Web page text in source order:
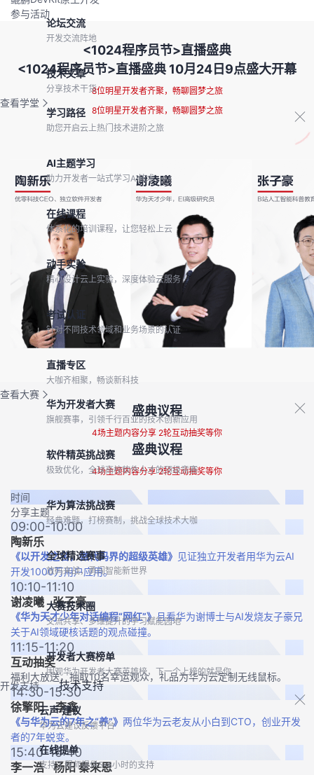
论坛交流
开发交流阵地
技术文章
分享技术干货
查看学堂
学习路径
助您开启云上热门技术进阶之旅
AI主题学习
助力开发者一站式学习AI技术
在线课程
体系化的培训课程，让您轻松上云
动手实验
精心设计云上实验，深度体验云服务
考试认证
针对不同技术领域和业务场景的认证
直播专区
大咖齐相聚，畅谈新科技
查看大赛
华为开发者大赛
旗舰赛事，引领千行百业的技术创新应用
软件精英挑战赛
极致优化，全球高校软件人才的顶级竞赛
华为算法挑战赛
经典难题，打榜赛制，挑战全球技术大咖
全球精选赛事
放码来战，勇闯智能新世界
大赛技术圈
交流共享、多维提升的学习赋能园地
开发者大赛榜单
围观华为开发者大赛英雄榜，下一个上榜的就是你
开发支持 技术支持
云声·建议
华为云建议反馈平台
在线提单
支持工程师提供5*8小时的支持
参与活动
<1024程序员节>直播盛典
<1024程序员节>直播盛典 10月24日9点盛大开幕
8位明星开发者齐聚，畅聊圆梦之旅
8位明星开发者齐聚，畅聊圆梦之旅
盛典议程
4场主题内容分享 2轮互动抽奖等你
盛典议程
4场主题内容分享 2轮互动抽奖等你
时间
分享主题
09:00-10:00
陶新乐
《以开发之名，做代码界的超级英雄》 见证独立开发者用华为云AI
开发1000万用户应用。
10:10-11:10
谢凌曦 张子豪
《华为天才少年对话编程“网红”》且看华为谢博士与AI发烧友子豪兄
关于AI领域硬核话题的观点碰撞。
11:15-11:20
互动抽奖
福利大放送，抽取10名幸运观众，礼品为华为云定制无线鼠标。
14:30-15:30
徐擎阳 李鑫
《与华为云的7年之“养”》 两位华为云老友从小白到CTO，创业开发
者的7年蜕变。
15:40-16:40
李一浩 杨阳 秦来恩